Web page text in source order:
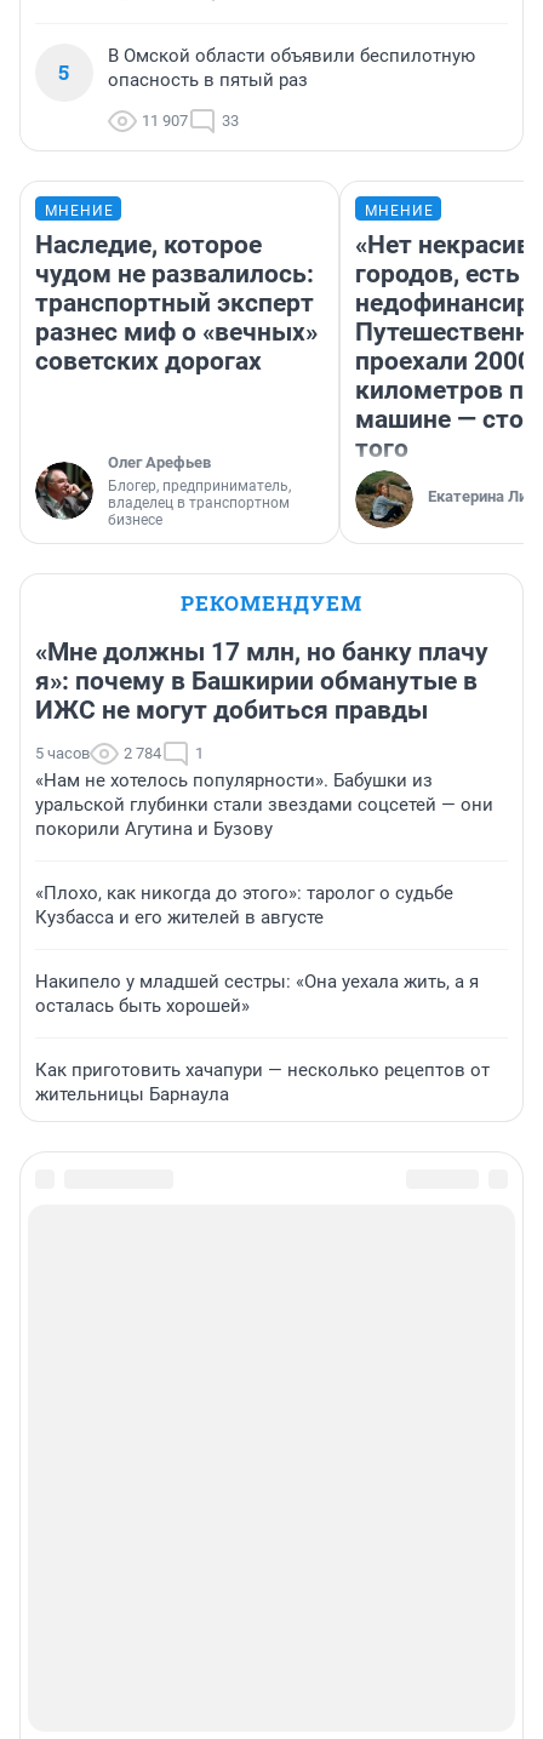
5
В Омской области объявили беспилотную
опасность в пятый раз
11 907 33
МНЕНИЕ
Наследие, которое
чудом не развалилось:
транспортный эксперт
разнес миф о «вечных»
советских дорогах
Олег Арефьев
Блогер, предприниматель,
владелец в транспортном
бизнесе
МНЕНИЕ
«Нет
городов, есть
проехали 2000
километров по
машине —
того
Екатерина
РЕКОМЕНДУЕМ
«Мне должны 17 млн, но банку плачу
я»: почему в Башкирии обманутые в
ИЖС не могут добиться правды
5 часов 2 784 1
«Нам не хотелось популярности». Бабушки из
уральской глубинки стали звездами соцсетей — они
покорили Агутина и Бузову
«Плохо, как никогда до этого»: таролог о судьбе
Кузбасса и его жителей в августе
Накипело у младшей сестры: «Она уехала жить, а я
осталась быть хорошей»
Как приготовить хачапури — несколько рецептов от
жительницы Барнаула